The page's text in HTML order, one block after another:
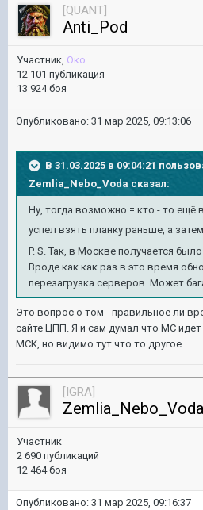
[QUANT]
Anti_Pod
Участник, Око
12 101 публикация
13 924 боя
Опубликовано: 31 мар 2025, 09:13:06
В 31.03.2025 в 09:04:21
Zemlia_Nebo_Voda сказал:
Ну, тогда возможно = кто - то ещё
успел взять планку раньше, а
P. S. Так, в Москве получается
Вроде как как раз в это время
перезагрузка серверов. Может
Это вопрос о том - правильное ли
сайте ЦПП. Я и сам думал что МС идет
МСК, но видимо тут что то другое.
[IGRA]
Zemlia_Nebo_Voda
Участник
2 690 публикаций
12 464 боя
Опубликовано: 31 мар 2025, 09:16:37